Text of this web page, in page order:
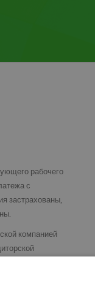
рабочего
с
застрахованы,
компанией